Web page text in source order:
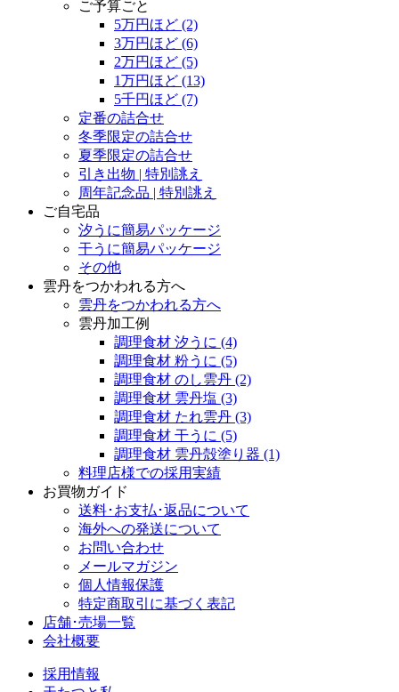
ご予算ごと
5万円ほど (2)
3万円ほど (6)
2万円ほど (5)
1万円ほど (13)
5千円ほど (7)
定番の詰合せ
冬季限定の詰合せ
夏季限定の詰合せ
引き出物 | 特別誂え
周年記念品 | 特別誂え
ご自宅品
汐うに簡易パッケージ
干うに簡易パッケージ
その他
雲丹をつかわれる方へ
雲丹をつかわれる方へ
雲丹加工例
調理食材 汐うに (4)
調理食材 粉うに (5)
調理食材 のし雲丹 (2)
調理食材 雲丹塩 (3)
調理食材 たれ雲丹 (3)
調理食材 干うに (5)
調理食材 雲丹殻塗り器 (1)
料理店様での採用実績
お買物ガイド
送料･お支払･返品について
海外への発送について
お問い合わせ
メールマガジン
個人情報保護
特定商取引に基づく表記
店舗･売場一覧
会社概要
採用情報